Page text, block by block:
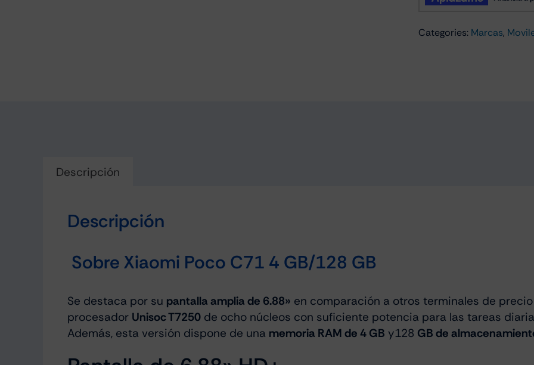
C71
Negro
Categories: Marcas,
Descripción
Descripción
Sobre Xiaomi Poco C71 4 GB/128 GB
Se destaca por su pantalla amplia de 6.88» en comparación a otros terminales de
procesador Unisoc T7250de ocho núcleos con suficiente potencia para las tareas
Además, esta versión dispone de una memoria RAM de 4 GB y128 GB de